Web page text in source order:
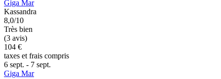
Giga Mar
Kassandra
8,0/10
Très bien
(3 avis)
104 €
taxes et frais compris
6 sept. - 7 sept.
Giga Mar